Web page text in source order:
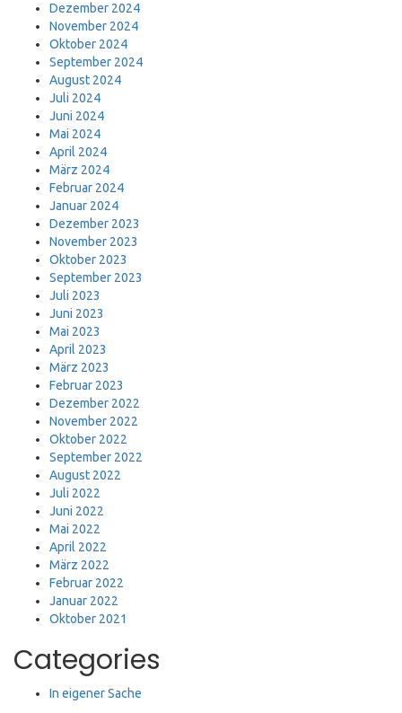
Dezember 2024
November 2024
Oktober 2024
September 2024
August 2024
Juli 2024
Juni 2024
Mai 2024
April 2024
März 2024
Februar 2024
Januar 2024
Dezember 2023
November 2023
Oktober 2023
September 2023
Juli 2023
Juni 2023
Mai 2023
April 2023
März 2023
Februar 2023
Dezember 2022
November 2022
Oktober 2022
September 2022
August 2022
Juli 2022
Juni 2022
Mai 2022
April 2022
März 2022
Februar 2022
Januar 2022
Oktober 2021
Categories
In eigener Sache